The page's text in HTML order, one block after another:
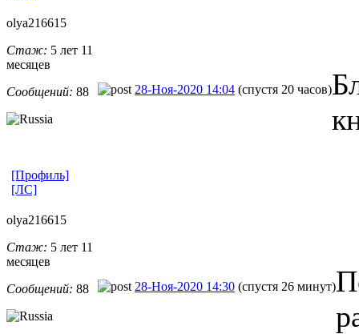
olya216615
Стаж: 5 лет 11
месяцев
Сообщений: 88 28-Ноя-2020 14:04 (спустя 20 часов)
[Профиль]
[ЛС]
olya216615
Стаж: 5 лет 11
месяцев
Сообщений: 88 28-Ноя-2020 14:30 (спустя 26 минут)